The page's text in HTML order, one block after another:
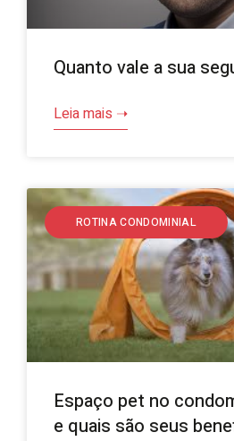
Quanto vale a sua
Leia mais ➝
ROTINA CONDOMINIAL
Espaço pet no
e quais são seus